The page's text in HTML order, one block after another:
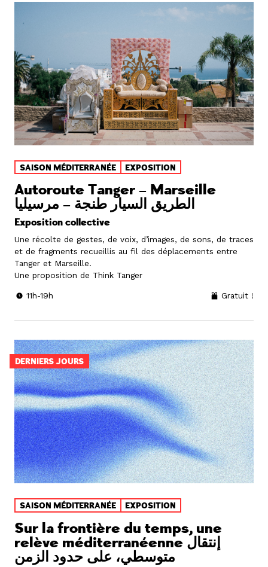
SAISON MÉDITERRANÉE EXPOSITION
Autoroute Tanger – Marseille
الطريق السيار طنجة – مرسيليا
Exposition collective
Une récolte de gestes, de voix, d’images, de sons, de traces
et de fragments recueillis au fil des déplacements entre
Tanger et Marseille.
Une proposition de Think Tanger
11h-19h Gratuit !
DERNIERS JOURS
SAISON MÉDITERRANÉE EXPOSITION
Sur la frontière du temps, une
relève méditerranéenne إنتقال
متوسطي، على حدود الزمن